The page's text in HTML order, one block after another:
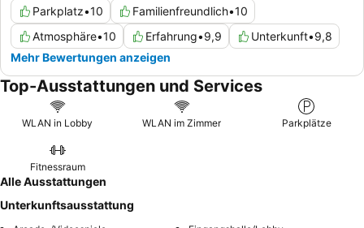
Parkplatz•10 Familienfreundlich•10
Atmosphäre•10 Erfahrung•9,9 Unterkunft•9,8
Mehr Bewertungen anzeigen
Top-Ausstattungen und Services
WLAN in Lobby WLAN im Zimmer Parkplätze
Fitnessraum
Alle Ausstattungen
Unterkunftsausstattung